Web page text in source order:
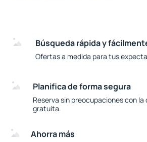
Búsqueda rápida y
Ofertas a medida para tus
Planifica de forma segura
Reserva sin preocupaciones con
gratuita.
Ahorra más